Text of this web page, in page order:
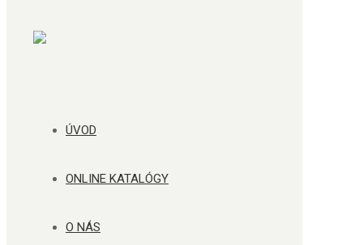
ÚVOD
ONLINE KATALÓGY
O NÁS